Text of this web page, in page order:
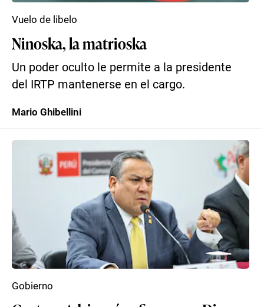
Ninoska, la matrioska
Un poder oculto le permite a la presidente
del IRTP mantenerse en el cargo.
Vuelo de libelo
Mario Ghibellini
Gobierno